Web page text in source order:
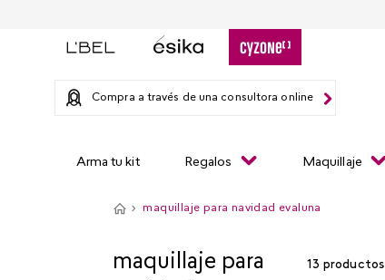
Compra a través de una consultora online
Arma tu kit Regalos Maquillaje
maquillaje para navidad evaluna
maquillaje para
13 productos